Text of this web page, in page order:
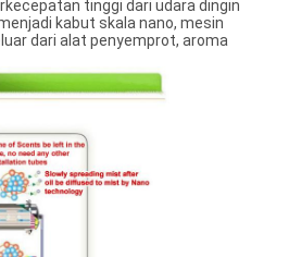
tinggi dari udara dingin
kabut skala nano, mesin
dari alat penyemprot, aroma